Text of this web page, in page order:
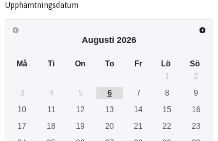
Upphämtningsdatum
Augusti 2026
Må Ti On To Fr Lö
Sö
1
2
3
4 5 6 7 8
9
10
11 12 13 14 15
16
17
18 19 20 21 22
23